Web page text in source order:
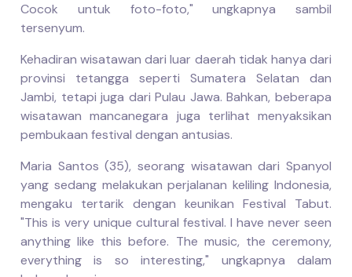
Cocok untuk foto-foto," ungkapnya sambil
tersenyum.
Kehadiran wisatawan dari luar daerah tidak hanya dari
provinsi tetangga seperti Sumatera Selatan dan
Jambi, tetapi juga dari Pulau Jawa. Bahkan, beberapa
wisatawan mancanegara juga terlihat menyaksikan
pembukaan festival dengan antusias.
Maria Santos (35), seorang wisatawan dari Spanyol
yang sedang melakukan perjalanan keliling Indonesia,
mengaku tertarik dengan keunikan Festival Tabut.
"This is very unique cultural festival. I have never seen
anything like this before. The music, the ceremony,
everything is so interesting," ungkapnya dalam